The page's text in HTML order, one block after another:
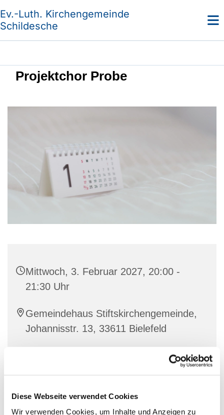
Diese Webseite verwendet Cookies
Wir verwenden Cookies, um Inhalte und Anzeigen zu
Ev.-Luth. Kirchengemeinde
Schildesche
Projektchor Probe
Mittwoch, 3. Februar 2027, 20:00 -
21:30 Uhr
Gemeindehaus Stiftskirchengemeinde,
Johannisstr. 13, 33611 Bielefeld